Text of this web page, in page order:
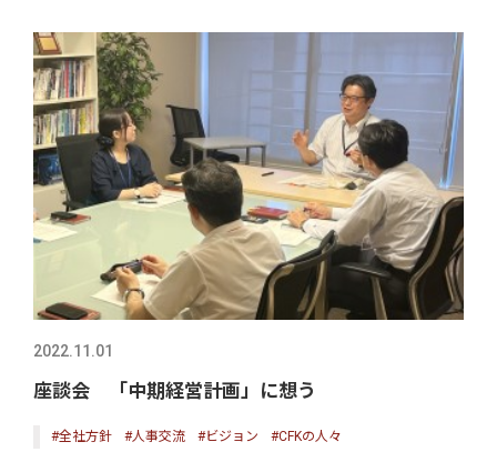
2022.11.01
座談会 「中期経営計画」に想う
#全社方針 #人事交流 #ビジョン #CFKの人々